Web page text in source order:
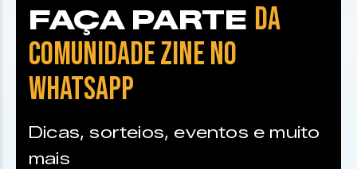
FAÇA PARTE DA
COMUNIDADE ZINE NO
WHATSAPP
Dicas, sorteios, eventos e muito
mais